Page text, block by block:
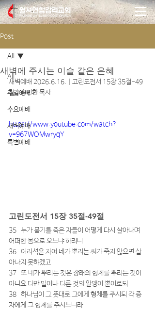
Post
All
주일예배
수요예배
새벽예배
특별예배
All
새벽에 주시는 이슬 같은 은혜
새벽예배 2026.6.16. | 고린도전서 15장 35절-49
절 | 송민환 목사
https://www.youtube.com/watch?
v=967WOMwryqY
고린도전서 15장 35절-49절
35   누가 묻기를 죽은 자들이 어떻게 다시 살아나며
어떠한 몸으로 오느냐 하리니
36   어리석은 자여 네가 뿌리는 씨가 죽지 않으면 살
아나지 못하겠고
37   또 네가 뿌리는 것은 장래의 형체를 뿌리는 것이
아니요 다만 밀이나 다른 것의 알맹이 뿐이로되
38   하나님이 그 뜻대로 그에게 형체를 주시되 각 종
자에게 그 형체를 주시느니라